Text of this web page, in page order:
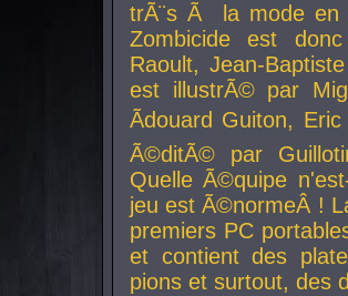
trÃ¨s Ã la mode en
Zombicide est
Raoult, Jean-
est illustrÃ© par
Ãdouard Guiton,
Ã©ditÃ© par
Quelle Ã©quipe
jeu est Ã©normeÂ !
premiers PC
et contient des
pions et surtout, des